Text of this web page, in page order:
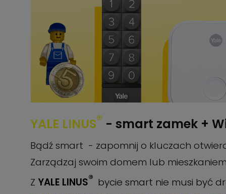
YALE LINUS® - smart zamek +
Bądź smart - zapomnij o kluczach
Zarządzaj swoim domem lub
Z YALE LINUS® bycie smart nie musi być